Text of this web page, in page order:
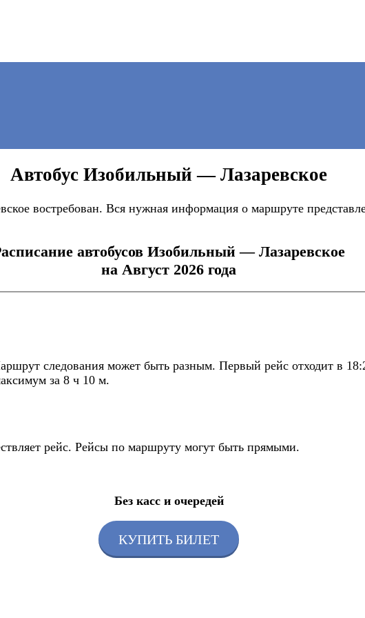
Автобус Изобильный — Лазаревское
востребован. Вся нужная информация о маршруте
автобусов Изобильный — Лазаревское
на Август 2026 года
следования может быть разным. Первый рейс отходит в
за 8 ч 10 м.
рейс. Рейсы по маршруту могут быть прямыми.
Без касс и очередей
КУПИТЬ БИЛЕТ